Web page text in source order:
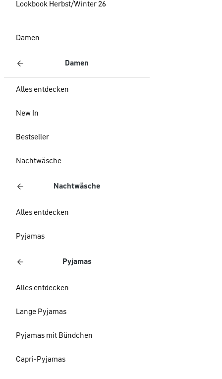
Lookbook Herbst/Winter 26
Damen
Damen
Alles entdecken
New In
Bestseller
Nachtwäsche
Nachtwäsche
Alles entdecken
Pyjamas
Pyjamas
Alles entdecken
Lange Pyjamas
Pyjamas mit Bündchen
Capri-Pyjamas